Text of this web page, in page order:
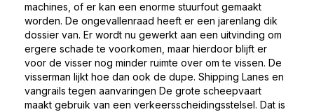
machines, of er kan een enorme stuurfout gemaakt
worden. De ongevallenraad heeft er een jarenlang dik
dossier van. Er wordt nu gewerkt aan een uitvinding om
ergere schade te voorkomen, maar hierdoor blijft er
voor de visser nog minder ruimte over om te vissen. De
visserman lijkt hoe dan ook de dupe. Shipping Lanes en
vangrails tegen aanvaringen De grote scheepvaart
maakt gebruik van een verkeersscheidingsstelsel. Dat is